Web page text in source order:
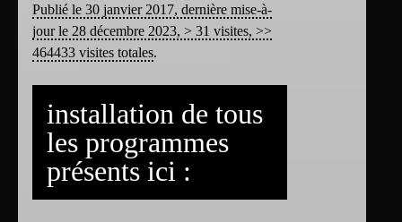
Publié le 30 janvier 2017, dernière mise-à-
jour le 28 décembre 2023, > 31 visites, >>
464433 visites totales.
installation de tous
les programmes
présents ici :